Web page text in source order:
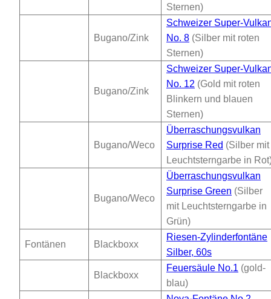
Sternen)
Bugano/Zink
Schweizer Super-
No. 8 (Silber mit roten
Sternen)
Bugano/Zink
Schweizer Super-
No. 12 (Gold mit roten
Blinkern und blauen
Sternen)
Bugano/Weco
Überraschungsvulkan
Surprise Red (Silber mit
Leuchtsterngarbe in
Bugano/Weco
Überraschungsvulkan
Surprise Green (Silber
mit Leuchtsterngarbe in
Grün)
Fontänen Blackboxx
Riesen-Zylinderfontäne
Silber, 60s
Blackboxx
Feuersäule No.1 (gold-
blau)